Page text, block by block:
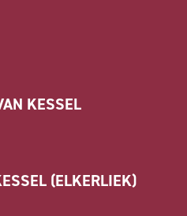
KESSEL
(ELKERLIEK)